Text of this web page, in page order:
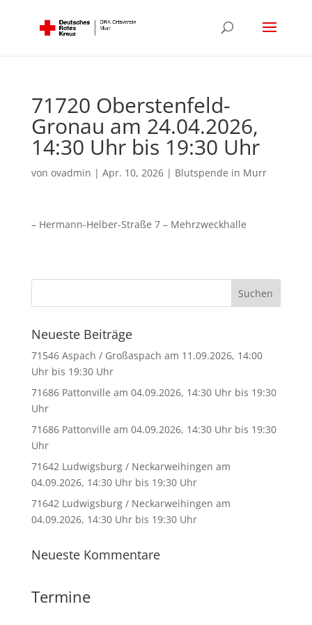
71720 Oberstenfeld-
Gronau am 24.04.2026,
14:30 Uhr bis 19:30 Uhr
von ovadmin | Apr. 10, 2026| Blutspende in Murr
– Hermann-Helber-Straße 7 – Mehrzweckhalle
Neueste Beiträge
71546 Aspach / Großaspach am 11.09.2026, 14:00
Uhr bis 19:30 Uhr
71686 Pattonville am 04.09.2026, 14:30 Uhr bis 19:30
Uhr
71686 Pattonville am 04.09.2026, 14:30 Uhr bis 19:30
Uhr
71642 Ludwigsburg / Neckarweihingen am
04.09.2026, 14:30 Uhr bis 19:30 Uhr
71642 Ludwigsburg / Neckarweihingen am
04.09.2026, 14:30 Uhr bis 19:30 Uhr
Neueste Kommentare
Termine